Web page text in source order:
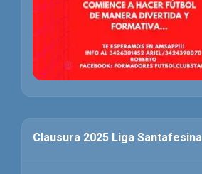
Clausura 2025 Liga Santafesina